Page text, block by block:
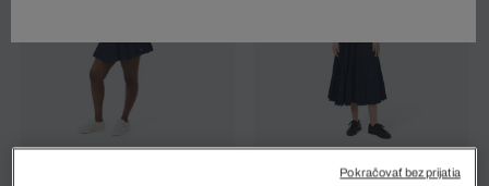
Dlhá Plisovaná Sukňa S
Pokračovať bez prijatia